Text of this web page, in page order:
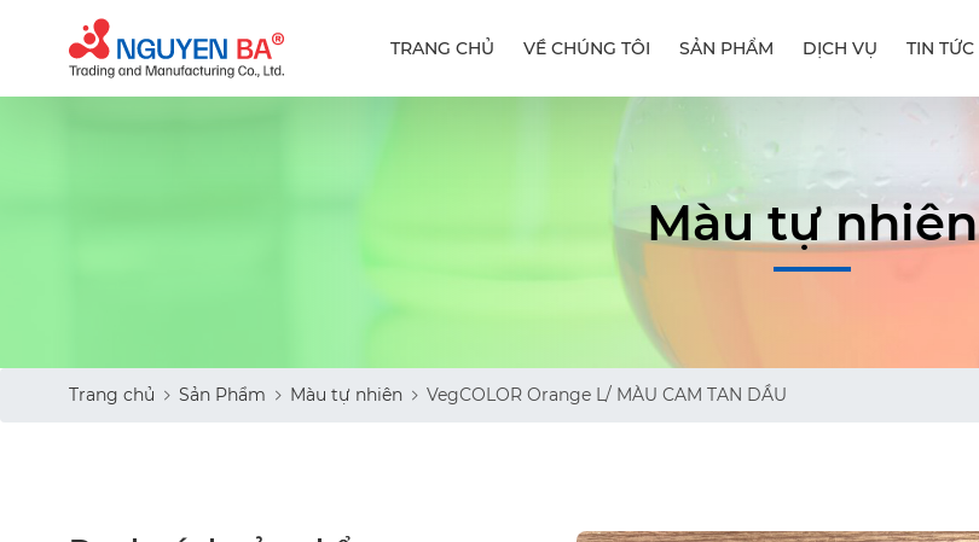
TRANG CHỦ VỀ CHÚNG TÔI SẢN PHẨM DỊCH VỤ TIN TỨC
Màu tự nhiên
Trang chủ Sản Phẩm Màu tự nhiên VegCOLOR Orange L/ MÀU CAM TAN DẦU